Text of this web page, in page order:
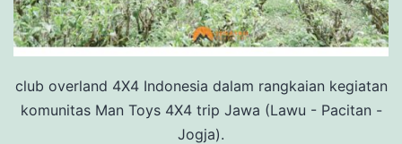
club overland 4X4 Indonesia dalam rangkaian kegiatan
komunitas Man Toys 4X4 trip Jawa (Lawu - Pacitan -
Jogja).